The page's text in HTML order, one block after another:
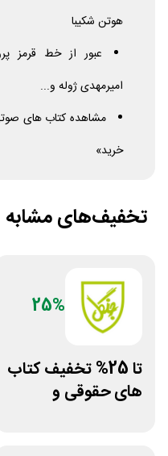
هوتن شکیبا
عبور از خط قرمز
امیرمهدی ژوله و...
مشاهده کتاب های
خرید»
تخفیف‌های مشابه
25%
تا 25% تخفیف کتاب
های حقوقی و